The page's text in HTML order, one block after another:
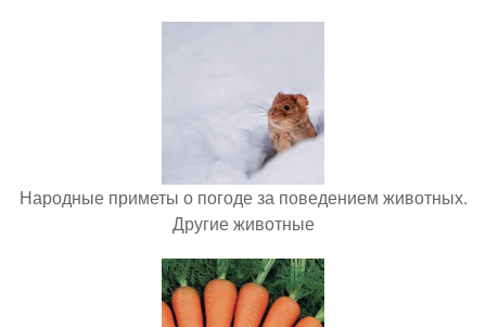
Народные приметы о погоде за поведением животных.
Другие животные